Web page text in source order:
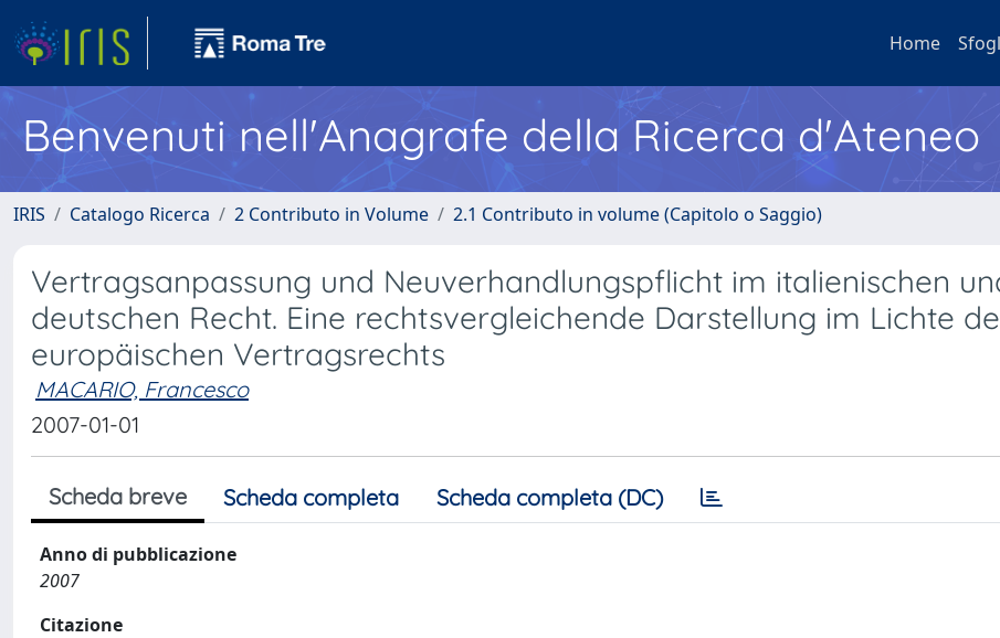
Home
Benvenuti nell'Anagrafe della Ricerca d'Ateneo
IRIS Catalogo Ricerca 2 Contributo in Volume 2.1 Contributo in volume (Capitolo o Saggio)
Vertragsanpassung und Neuverhandlungspflicht im italienischen
deutschen Recht. Eine rechtsvergleichende Darstellung im Lichte
europäischen Vertragsrechts
MACARIO, Francesco
2007-01-01
Scheda breve Scheda completa Scheda completa (DC)
Anno di pubblicazione
2007
Citazione